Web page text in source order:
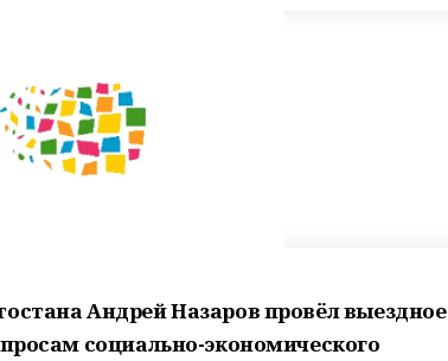
Андрей Назаров провёл выездное
социально-экономического